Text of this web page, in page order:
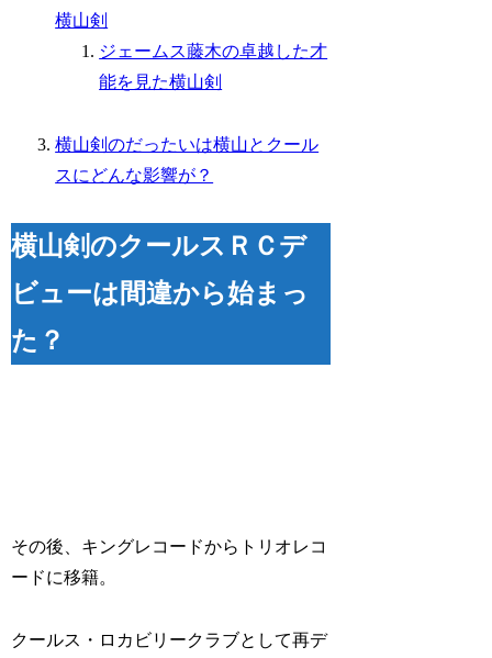
横山剣
ジェームス藤木の卓越した才
能を見た横山剣
横山剣のだったいは横山とクール
スにどんな影響が？
横山剣のクールスＲＣデ
ビューは間違から始まっ
た？
その後、キングレコードからトリオレコ
ードに移籍。
クールス・ロカビリークラブとして再デ